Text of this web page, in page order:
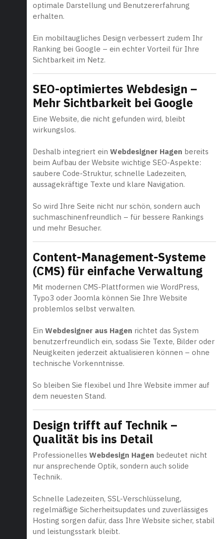
optimale Darstellung und Benutzererfahrung
erhalten.
Ein mobiltaugliches Design verbessert zudem Ihr
Ranking bei Google – ein echter Vorteil für Ihre
Sichtbarkeit im Netz.
SEO-optimiertes Webdesign –
Mehr Sichtbarkeit bei Google
Eine Website, die nicht gefunden wird, bleibt
wirkungslos.
Deshalb integriert ein Webdesigner Hagen bereits
beim Aufbau der Website wichtige SEO-Aspekte:
saubere Code-Struktur, schnelle Ladezeiten,
aussagekräftige Texte und klare Navigation.
So wird Ihre Seite nicht nur schön, sondern auch
suchmaschinenfreundlich – für bessere Rankings
und mehr Besucher.
Content-Management-Systeme
(CMS) für einfache Verwaltung
Mit modernen CMS-Plattformen wie WordPress,
Typo3 oder Joomla können Sie Ihre Website
problemlos selbst verwalten.
Ein Webdesigner aus Hagen richtet das System
benutzerfreundlich ein, sodass Sie Texte, Bilder oder
Neuigkeiten jederzeit aktualisieren können – ohne
technische Vorkenntnisse.
So bleiben Sie flexibel und Ihre Website immer auf
dem neuesten Stand.
Design trifft auf Technik –
Qualität bis ins Detail
Professionelles Webdesign Hagen bedeutet nicht
nur ansprechende Optik, sondern auch solide
Technik.
Schnelle Ladezeiten, SSL-Verschlüsselung,
regelmäßige Sicherheitsupdates und zuverlässiges
Hosting sorgen dafür, dass Ihre Website sicher, stabil
und leistungsstark bleibt.